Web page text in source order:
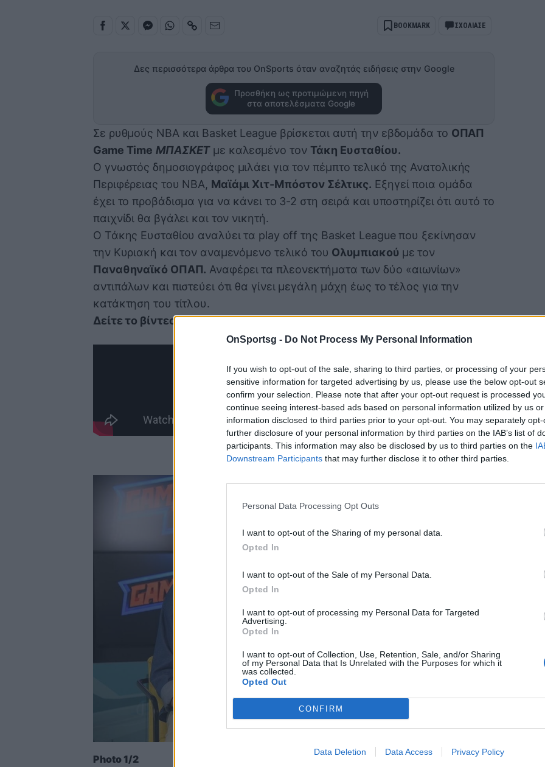
OnSportsg - Do Not Process My Personal Information
If you wish to opt-out of the sale, sharing to third parties, or processing of your
sensitive information for targeted advertising by us, please use the below opt-out
confirm your selection. Please note that after your opt-out request is processed
continue seeing interest-based ads based on personal information utilized by us
information disclosed to third parties prior to your opt-out. You may separately
further disclosure of your personal information by third parties on the IAB’s list of
participants. This information may also be disclosed by us to third parties on the
Downstream Participants that may further disclose it to other third parties.
Personal Data Processing Opt Outs
I want to opt-out of the Sharing of my personal data.
Opted In
I want to opt-out of the Sale of my Personal Data.
Opted In
I want to opt-out of processing my Personal Data for Targeted
Advertising.
Opted In
I want to opt-out of Collection, Use, Retention, Sale, and/or Sharing
of my Personal Data that Is Unrelated with the Purposes for which it
was collected.
Opted Out
CONFIRM
Data Deletion Data Access Privacy Policy
BOOKMARK ΣΧΟΛΙΑΣΕ
Δες περισσότερα άρθρα του OnSports όταν αναζητάς ειδήσεις στην Google
Προσθήκη ως προτιμώμενη πηγή
στα αποτελέσματα Google
Σε ρυθμούς NBA και Basket League βρίσκεται αυτή την εβδομάδα το ΟΠΑΠ
Game Time ΜΠΑΣΚΕΤμε καλεσμένο τον Τάκη Ευσταθίου.
Ο γνωστός δημοσιογράφος μιλάει για τον πέμπτο τελικό της Ανατολικής
Περιφέρειας του ΝΒΑ, Μαϊάμι Χιτ-Μπόστον Σέλτικς. Εξηγεί ποια ομάδα
έχει το προβάδισμα για να κάνει το 3-2 στη σειρά και υποστηρίζει ότι αυτό το
παιχνίδι θα βγάλει και τον νικητή.
Ο Τάκης Ευσταθίου αναλύει τα play off της Basket League που ξεκίνησαν
την Κυριακή και τον αναμενόμενο τελικό του Ολυμπιακού με τον
Παναθηναϊκό ΟΠΑΠ. Αναφέρει τα πλεονεκτήματα των δύο «αιωνίων»
αντιπάλων και πιστεύει ότι θα γίνει μεγάλη μάχη έως το τέλος για την
κατάκτηση του τίτλου.
Δείτε το βίντεο:
Photo 1/2